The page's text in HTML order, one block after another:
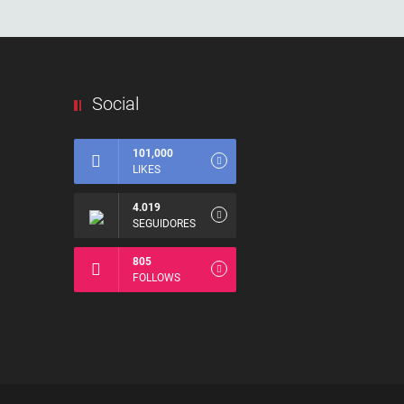
Social
101,000
LIKES
4.019
SEGUIDORES
805
FOLLOWS